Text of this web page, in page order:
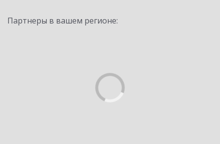
Партнеры в вашем регионе: